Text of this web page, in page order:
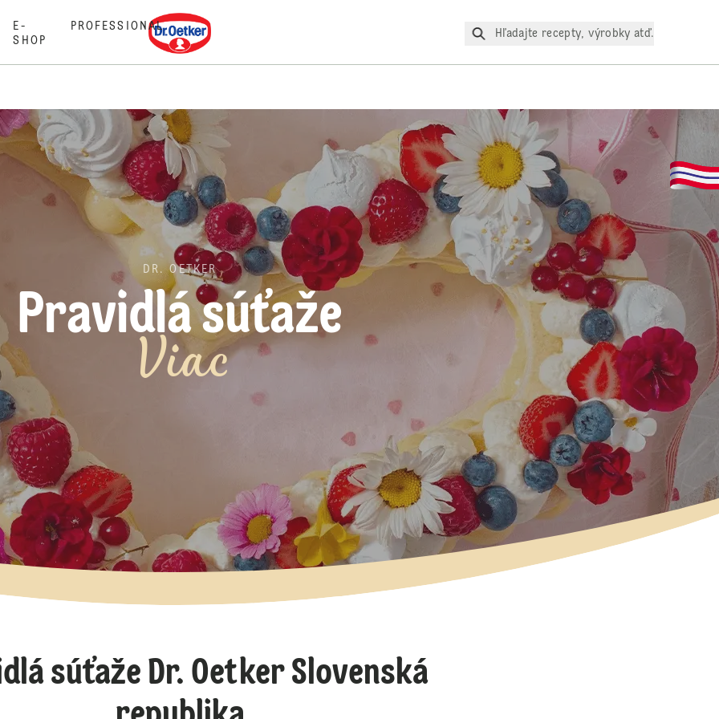
E-
SHOP
PROFESSIONAL Dr. Oetker
Hľadajte recepty, výrobky atď.
DR. OETKER
Pravidlá súťaže
Viac
súťaže Dr. Oetker Slovenská